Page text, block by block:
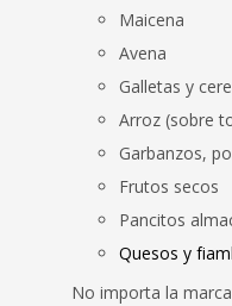
Maicena
Avena
Galletas y
Arroz (sobre
Garbanzos,
Frutos secos
Pancitos
Quesos y
No importa la